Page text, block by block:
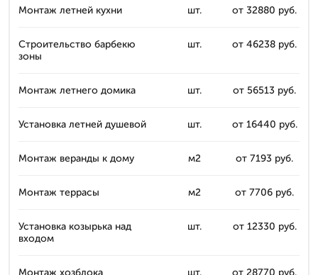
Монтаж летней кухни шт. от 32880 руб.
Строительство барбекю
зоны
шт. от 46238 руб.
Монтаж летнего домика шт. от 56513 руб.
Установка летней душевой шт. от 16440 руб.
Монтаж веранды к дому м2 от 7193 руб.
Монтаж террасы м2 от 7706 руб.
Установка козырька над
входом
шт. от 12330 руб.
Монтаж хозблока шт. от 28770 руб.